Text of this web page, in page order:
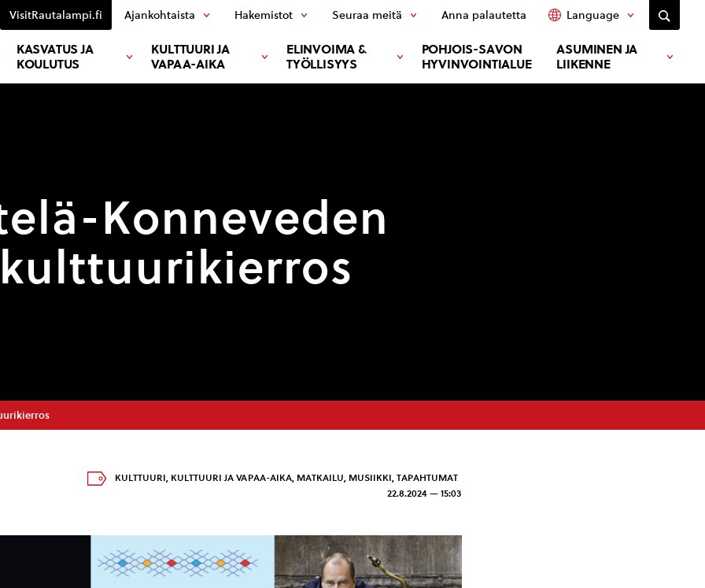
KASVATUS JA
KOULUTUS
KULTTUURI JA
VAPAA-AIKA
ELINVOIMA &
TYÖLLISYYS
POHJOIS-SAVON
HYVINVOINTIALUE
ASUMINEN JA
LIIKENNE
VisitRautalampi.fi Ajankohtaista Hakemistot Seuraa meitä Anna palautetta Language
Konneveden
kulttuurikierros
KULTTUURI, KULTTUURI JA VAPAA-AIKA, MATKAILU, MUSIIKKI, TAPAHTUMAT
22.8.2024 — 15:03